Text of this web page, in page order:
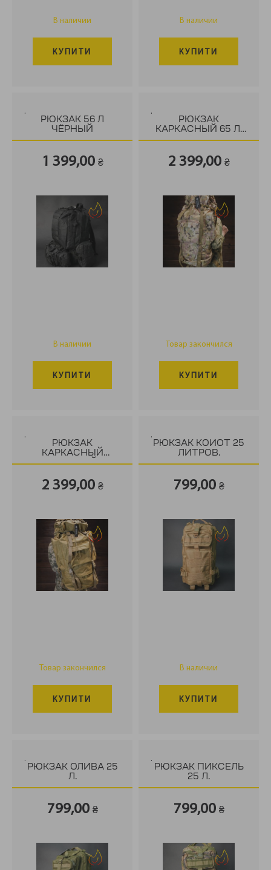
В наличии
КУПИТИ
В наличии
КУПИТИ
.
РЮКЗАК 56 Л
ЧЁРНЫЙ
1 399,00 ₴
В наличии
КУПИТИ
.
РЮКЗАК
КАРКАСНЫЙ 65 Л,
МУЛЬТИКАМ
2 399,00 ₴
Товар закончился
КУПИТИ
.
РЮКЗАК
КАРКАСНЫЙ
ТАКТИЧЕСКИЙ 65Л,
2 399,00 ₴
Товар закончился
КУПИТИ
.
РЮКЗАК КОЙОТ 25
ЛИТРОВ.
799,00 ₴
В наличии
КУПИТИ
.
РЮКЗАК ОЛИВА 25
Л.
799,00 ₴
.
РЮКЗАК ПИКСЕЛЬ
25 Л.
799,00 ₴